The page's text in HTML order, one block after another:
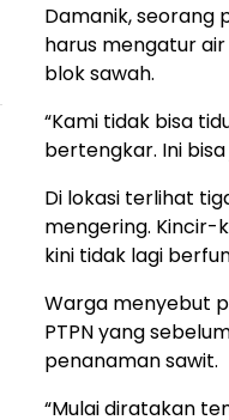
Damanik, seorang
harus mengatur
blok sawah.
“Kami tidak bisa
bertengkar. Ini bisa
Di lokasi terlihat
mengering. Kincir-
kini tidak lagi
Warga menyebut
PTPN yang
penanaman sawit.
“Mulai diratakan